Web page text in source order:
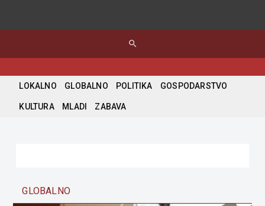
search
LOKALNO GLOBALNO POLITIKA GOSPODARSTVO
KULTURA MLADI ZABAVA
GLOBALNO